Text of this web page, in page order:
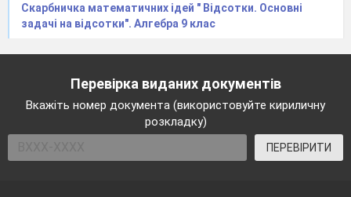
Скарбничка математичних ідей " Відсотки. Основні
задачі на відсотки". Алгебра 9 клас
Перевірка виданих документів
Вкажіть номер документа (використовуйте кириличну
розкладку)
ПЕРЕВІРИТИ